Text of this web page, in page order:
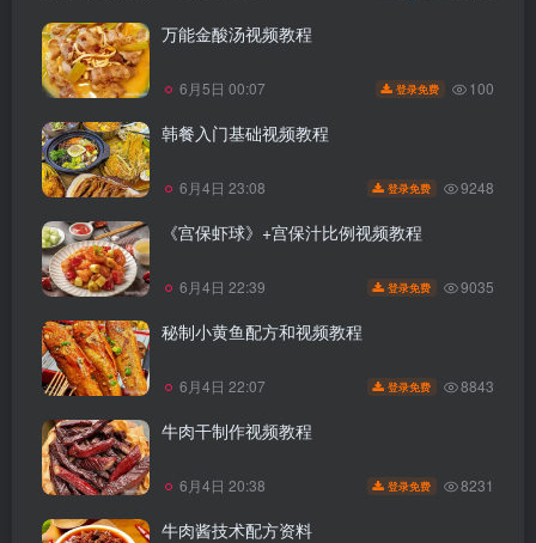
万能金酸汤视频教程
6月5日 00:07 登录免费 100
韩餐入门基础视频教程
6月4日 23:08 登录免费 9248
《宫保虾球》+宫保汁比例视频教程
6月4日 22:39 登录免费 9035
秘制小黄鱼配方和视频教程
6月4日 22:07 登录免费 8843
牛肉干制作视频教程
6月4日 20:38 登录免费 8231
牛肉酱技术配方资料